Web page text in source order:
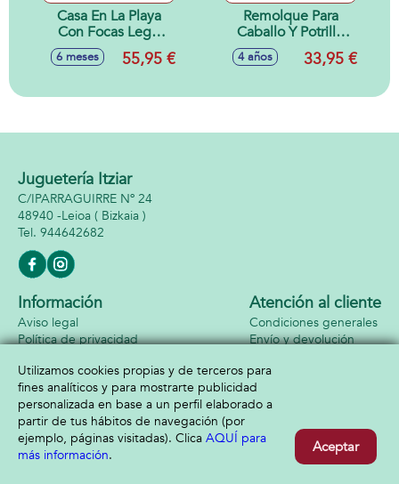
Casa En La Playa
Con Focas Lego
Lego Friends
6 meses 55,95 €
Remolque Para
Caballo Y Potrillo
Lego Lego Friends
4 años 33,95 €
Juguetería Itziar
C/IPARRAGUIRRE Nº 24
48940 -Leioa ( Bizkaia )
944642682
Información
Aviso legal
Política de privacidad
Atención al cliente
Condiciones generales
Envío y devolución
Formas de pago
Utilizamos cookies propias y de terceros para
fines analíticos y para mostrarte publicidad
personalizada en base a un perfil elaborado a
partir de tus hábitos de navegación (por
ejemplo, páginas visitadas). Clica AQUÍ para
más información.
Aceptar